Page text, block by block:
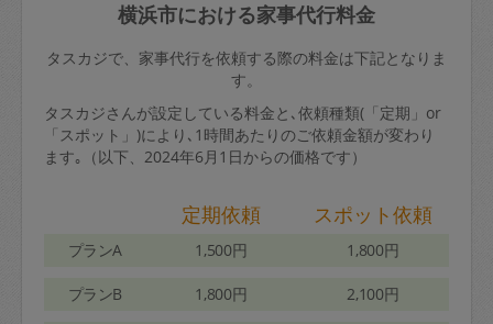
横浜市における家事代行料金
タスカジで、家事代行を依頼する際の料金は下記となりま
す。
タスカジさんが設定している料金と､依頼種類(「定期」or
「スポット」)により､1時間あたりのご依頼金額が変わり
ます｡（以下、2024年6月1日からの価格です）
定期依頼 スポット依頼
プランA 1,500円 1,800円
プランB 1,800円 2,100円